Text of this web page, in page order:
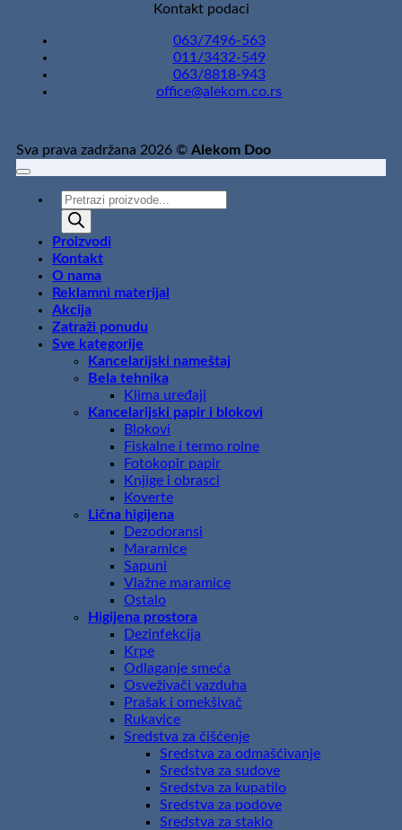
Kontakt podaci
063/7496-563
011/3432-549
063/8818-943
office@alekom.co.rs
Sva prava zadržana 2026 © Alekom Doo
Products
search
Proizvodi
Kontakt
O nama
Reklamni materijal
Akcija
Zatraži ponudu
Sve kategorije
Kancelarijski nameštaj
Bela tehnika
Klima uređaji
Kancelarijski papir i blokovi
Blokovi
Fiskalne i termo rolne
Fotokopir papir
Knjige i obrasci
Koverte
Lična higijena
Dezodoransi
Maramice
Sapuni
Vlažne maramice
Ostalo
Higijena prostora
Dezinfekcija
Krpe
Odlaganje smeća
Osveživači vazduha
Prašak i omekšivač
Rukavice
Sredstva za čišćenje
Sredstva za odmašćivanje
Sredstva za sudove
Sredstva za kupatilo
Sredstva za podove
Sredstva za staklo